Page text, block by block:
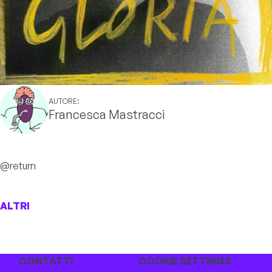
AUTORE:
Francesca Mastracci
@return
ALTRI
CONTATTI COOKIE SETTINGS